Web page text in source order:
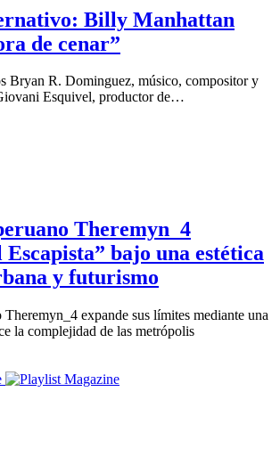
Billy Manhattan
de cenar”
Bryan R. Dominguez, músico, compositor y
Esquivel, productor de…
Theremyn_4
bajo una estética
y futurismo
expande sus límites mediante una
la complejidad de las metrópolis